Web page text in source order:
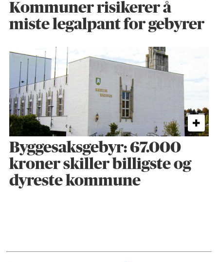
Kommuner risikerer å
miste legalpant for gebyrer
Byggesaks­gebyr: 67.000
kroner skiller billigste og
dyreste kommune